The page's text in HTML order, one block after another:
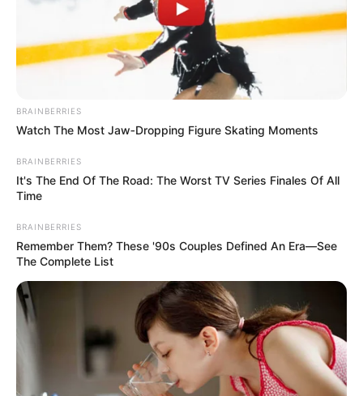
BRAINBERRIES
Watch The Most Jaw‑Dropping Figure Skating Moments
BRAINBERRIES
It's The End Of The Road: The Worst TV Series Finales Of All
Time
BRAINBERRIES
Remember Them? These '90s Couples Defined An Era—See
The Complete List